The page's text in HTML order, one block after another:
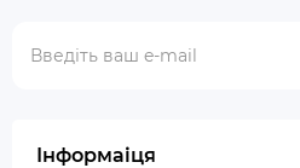
Інформаіця